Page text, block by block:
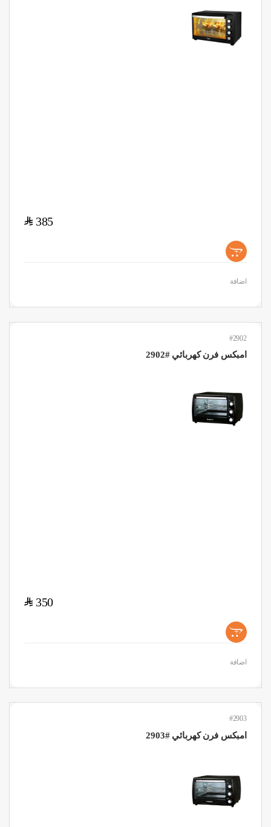
385
$
+
اضافة
#2902
امبكس فرن كهربائي #2902
350
$
+
اضافة
#2903
امبكس فرن كهربائي #2903